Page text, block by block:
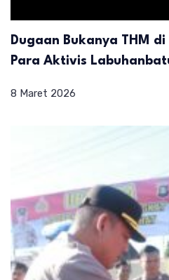
Dugaan Bukanya THM
Para Aktivis
8 Maret 2026